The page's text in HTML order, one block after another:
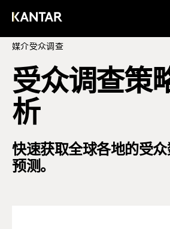
媒介受众调查
受众调查策
析
快速获取全球各地的受众
预测。